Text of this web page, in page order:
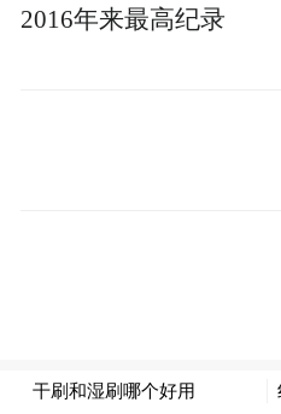
卡尔·瑞奇的长片首
不过，并非人人都可
2016年来最高纪录